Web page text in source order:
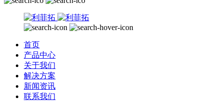
首页
产品中心
关于我们
解决方案
新闻资讯
联系我们